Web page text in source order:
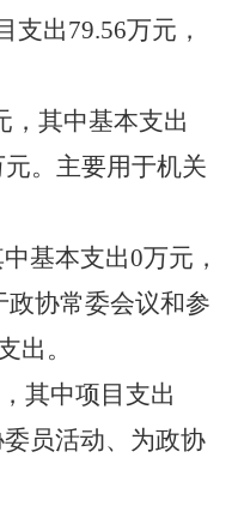
支出79.56万元，
， 其中基本支出
元。主要用于机关
基本支出0万元，
政协常委会议和参
出。
其中项目支出
员活动、 为政协